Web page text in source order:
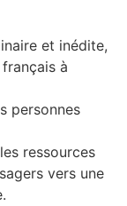
et inédite,
à
personnes
ressources
vers une